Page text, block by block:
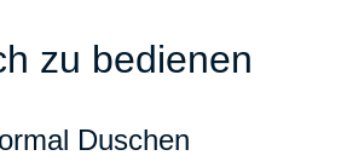
zu bedienen
Duschen